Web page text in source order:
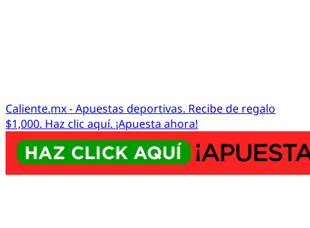
Caliente.mx - Apuestas deportivas. Recibe de regalo
$1,000. Haz clic aquí. ¡Apuesta ahora!